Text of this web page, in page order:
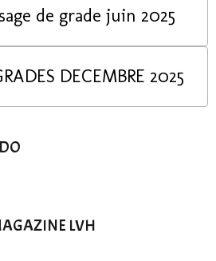
inscription Passage de grade juin 2025
DECEMBRE 2025
LVH